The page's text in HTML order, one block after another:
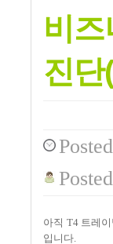
비
진
Posted
Posted
아직 T4 트레
입니다.